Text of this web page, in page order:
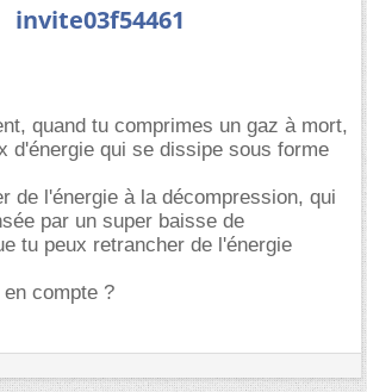
invite03f54461
quand tu comprimes un gaz à mort,
d'énergie qui se dissipe sous forme
de l'énergie à la décompression, qui
par un super baisse de
tu peux retrancher de l'énergie
compte ?